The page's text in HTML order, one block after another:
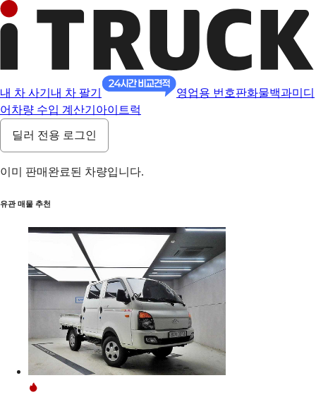
내 차 사기 내 차 팔기 영업용 번호판화물백과미디
어 차량 수입 계산기 아이트럭
딜러 전용 로그인
이미 판매완료된 차량입니다.
유관 매물 추천